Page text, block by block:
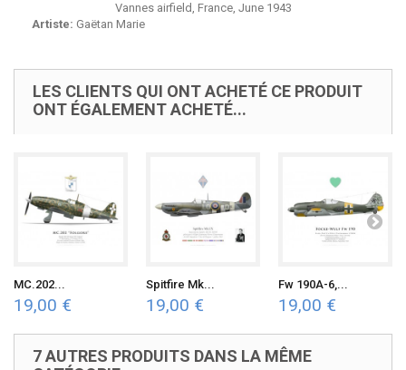
Vannes airfield, France, June 1943
Artiste: Gaëtan Marie
LES CLIENTS QUI ONT ACHETÉ CE PRODUIT
ONT ÉGALEMENT ACHETÉ...
MC.202...
19,00 €
Spitfire Mk...
19,00 €
Fw 190A-6,...
19,00 €
7 AUTRES PRODUITS DANS LA MÊME